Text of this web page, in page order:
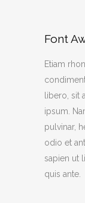
Font
Etiam
libero, sit
ipsum.
pulvinar,
odio et
sapien ut
quis ante.